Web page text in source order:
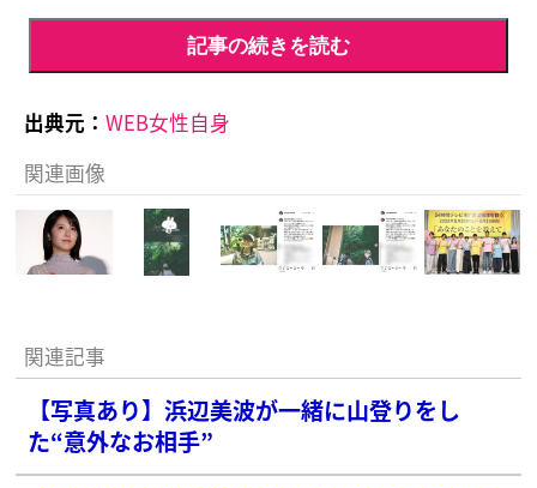
記事の続きを読む
出典元： WEB女性自身
関連画像
関連記事
【写真あり】浜辺美波が一緒に山登りをし
た“意外なお相手”